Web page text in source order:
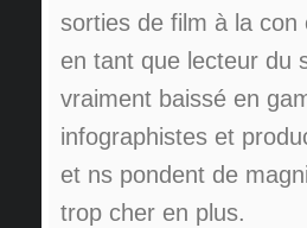
sorties de film à la
en tant que lecteur du
vraiment baissé en
infographistes et
et ns pondent de
trop cher en plus.